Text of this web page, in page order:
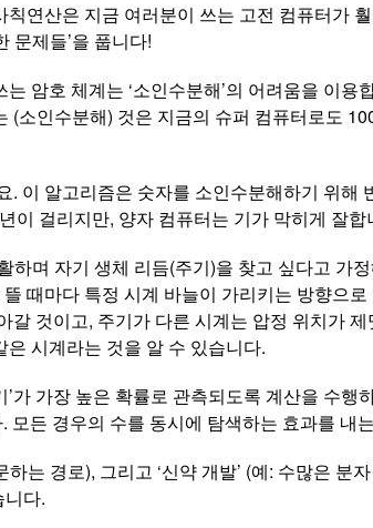
연산은 지금 여러분이 쓰는 고전 컴퓨터가
문제들’을 풉니다!
암호 체계는 ‘소인수분해’의 어려움을 이용
소인수분해) 것은 지금의 슈퍼 컴퓨터로도
. 이 알고리즘은 숫자를 소인수분해하기 위해
이 걸리지만, 양자 컴퓨터는 기가 막히게 잘합
며 자기 생체 리듬(주기)을 찾고 싶다고 가
때마다 특정 시계 바늘이 가리키는 방향으로
것이고, 주기가 다른 시계는 압정 위치가 제
은 시계라는 것을 알 수 있습니다.
가 가장 높은 확률로 관측되도록 계산을 수행
모든 경우의 수를 동시에 탐색하는 효과를 내
는 경로), 그리고 ‘신약 개발’ (예: 수많은 분
다.